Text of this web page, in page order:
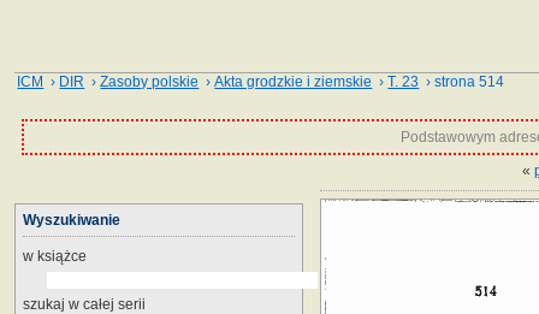
ICM › DIR ›Zasoby polskie ›Akta grodzkie i ziemskie ›T. 23 › strona 514
Podstawowym
«
Wyszukiwanie
w książce
szukaj w całej serii